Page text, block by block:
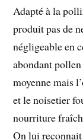
Adapté à la
produit pas de
négligeable en
abondant
moyenne mais
et le noisetier
nourriture
On lui